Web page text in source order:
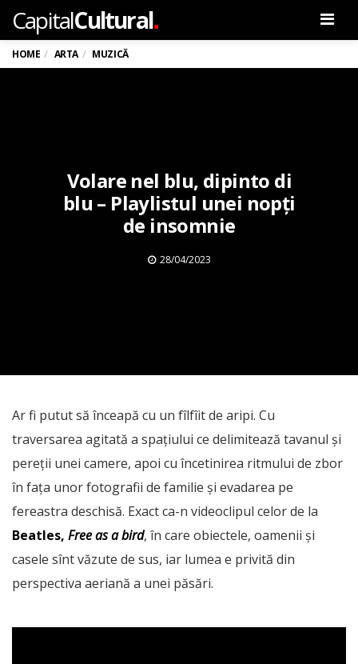
CapitalCultural.
HOME ARTA MUZICĂ
Volare nel blu, dipinto di
blu – Playlistul unei nopți
de insomnie
28/04/2023
Ar fi putut să înceapă cu un fîlfîit de aripi. Cu
traversarea agitată a spațiului ce delimitează tavanul și
pereții unei camere, apoi cu încetinirea ritmului de zbor
în fața unor fotografii de familie și evadarea pe
fereastra deschisă. Exact ca-n videoclipul celor de la
Beatles, Free as a bird, în care obiectele, oamenii și
casele sînt văzute de sus, iar lumea e privită din
perspectiva aeriană a unei păsări.